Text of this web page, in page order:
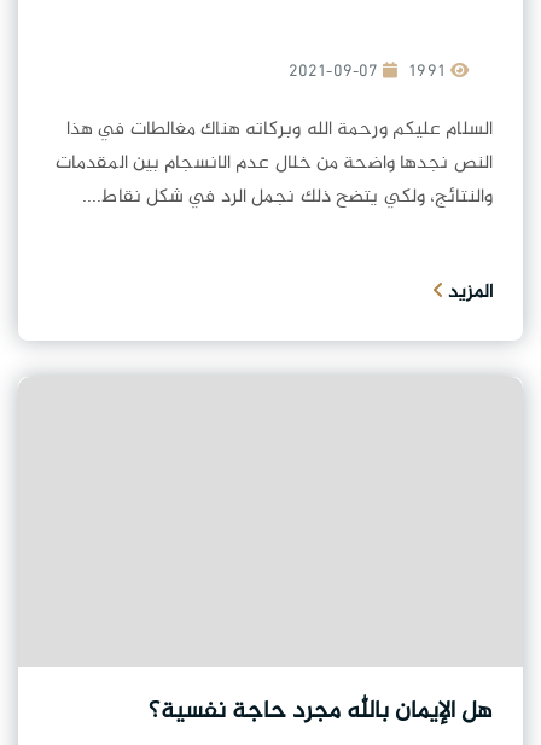
2021-09-07
السلام عليكم ورحمة الله وبركاته هناك مغالطات في هذا
النص نجدها واضحة من خلال عدم الانسجام بين المقدمات
والنتائج، ولكي يتضح ذلك نجمل الرد في شكل نقاط....
المزيد
هل الإيمان بالله مجرد حاجة نفسية؟